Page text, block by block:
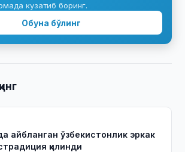
кузатиб боринг.
Обуна бўлинг
айбланган ўзбекистонлик эркак
қилинди